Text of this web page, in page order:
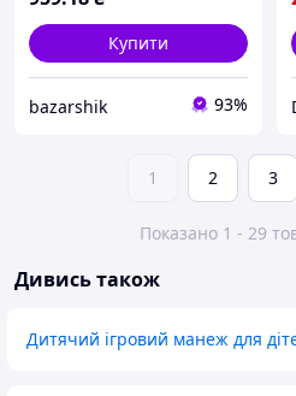
Купити
bazarshik 93%
1 2 3
Показано 1 - 29
Дивись також
Дитячий ігровий манеж для